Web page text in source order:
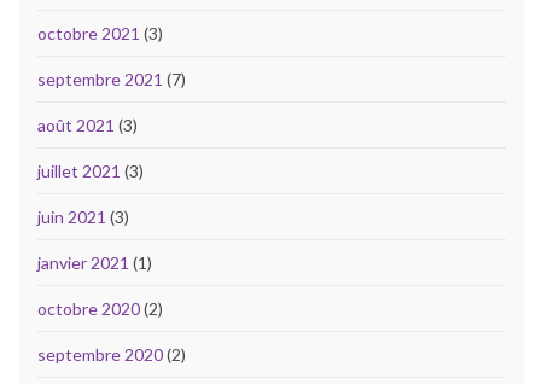
octobre 2021 (3)
septembre 2021 (7)
août 2021 (3)
juillet 2021 (3)
juin 2021 (3)
janvier 2021 (1)
octobre 2020(2)
septembre 2020(2)